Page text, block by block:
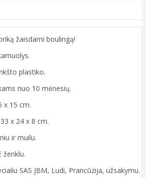
žaisdami boulingą!
plastiko.
nuo 10 mėnesių.
x 15 cm.
x 24 x 8 cm.
ir muilu.
ženklu.
SAS JBM, Ludi, Prancūzija, užsakymu.